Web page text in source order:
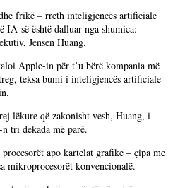
frikë – rreth inteligjencës artificiale
së është dalluar nga shumica:
Jensen Huang.
Apple-in për t’u bërë kompania më
teksa bumi i inteligjencës artificiale
lëkure që zakonisht vesh, Huang, i
tri dekada më parë.
apo kartelat grafike – çipa me
mikroprocesorët konvencionalë.